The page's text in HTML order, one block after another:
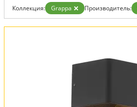
Коллекция: Grappa Производитель: